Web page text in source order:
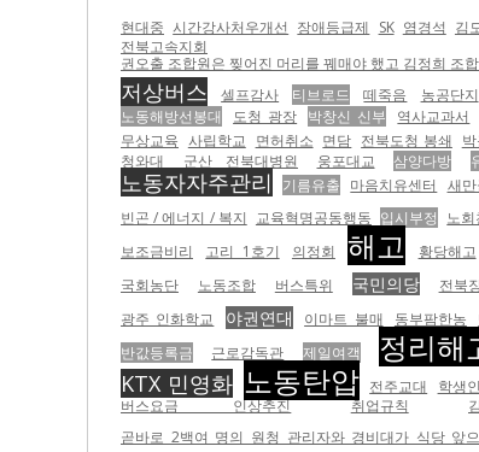
현대중 시간강사처우개선 장애등급제 SK 염경석 김
전북고속지회
권오출 조합원은 찢어진 머리를 꿰매야 했고 김정희 조
저상버스 셀프감사 티브로드 떼죽음 농공단지
노동해방선봉대
도청 광장 박창신 신부 역사교과서
무상교육 사립학교 면허취소 면담 전북도청 봉쇄
청와대 군산 전북대병원 웅포대교 삼양다방
노동자자주관리 기름유출 마음치유센터 새
빈곤 / 에너지 / 복지 교육혁명공동행동 입시부정 노
보조금비리
고리 1호기 의정회 해고 황당해고
국회농단
노동조합 버스특위 국민의당 전북
광주 인화학교
야권연대 이마트 불매 동부팜한농
반값등록금
근로감독관 제일여객 정리해
KTX 민영화 노동탄압 전주교대 학생
버스요금 인상추진
취업규칙
곧바로 2백여 명의 원청 관리자와 경비대가 식당 앞